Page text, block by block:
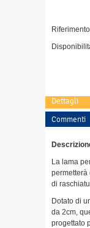
Dettagli
Commenti
La lama
permetterà
di
Dotato di
da 2cm,
progettato